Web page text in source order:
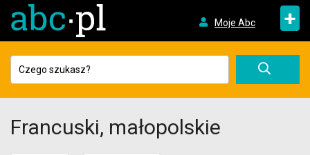
Moje Abc +
Francuski, małopolskie